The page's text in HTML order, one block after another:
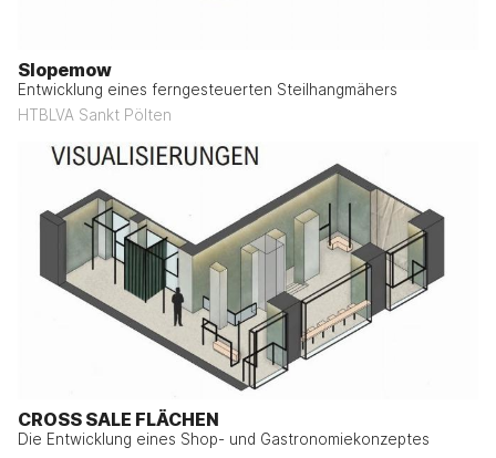
Slopemow
Entwicklung eines ferngesteuerten Steilhangmähers
HTBLVA Sankt Pölten
CROSS SALE FLÄCHEN
Die Entwicklung eines Shop- und Gastronomiekonzeptes